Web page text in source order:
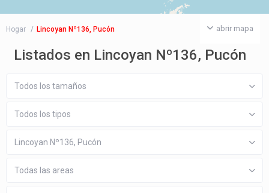
abrir mapa
Hogar Lincoyan Nº136, Pucón
Listados en Lincoyan Nº136, Pucón
Todos los tamaños
Todos los tipos
Lincoyan Nº136, Pucón
Todas las areas